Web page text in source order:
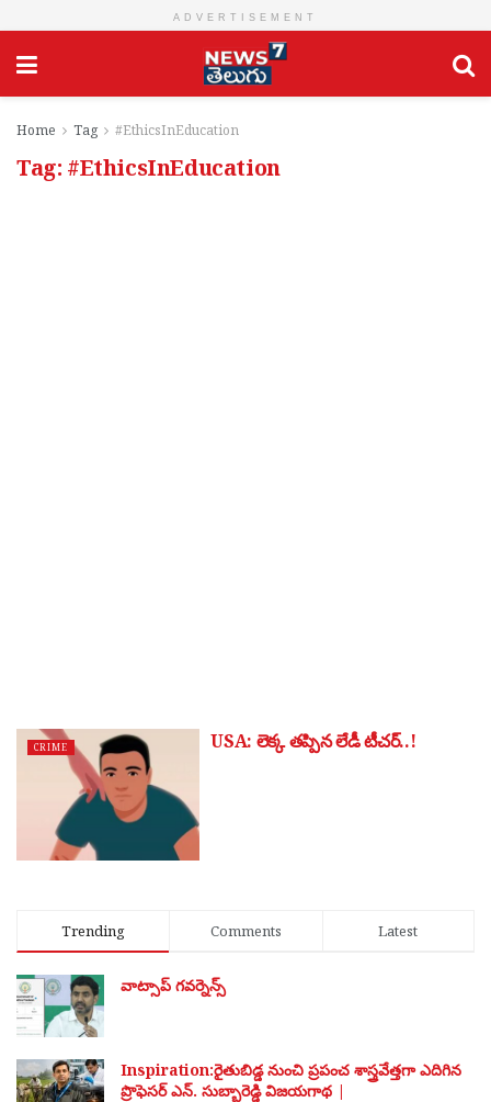
ADVERTISEMENT
Home Tag #EthicsInEducation
Tag: #EthicsInEducation
CRIME USA: లెక్క తప్పిన లేడీ టీచర్..!
Trending Comments Latest
వాట్సాప్ గవర్నెన్స్
Inspiration:రైతుబిడ్డ నుంచి ప్రపంచ శాస్త్రవేత్తగా ఎదిగిన
ప్రొఫెసర్ ఎన్. సుబ్బారెడ్డి విజయగాథ |